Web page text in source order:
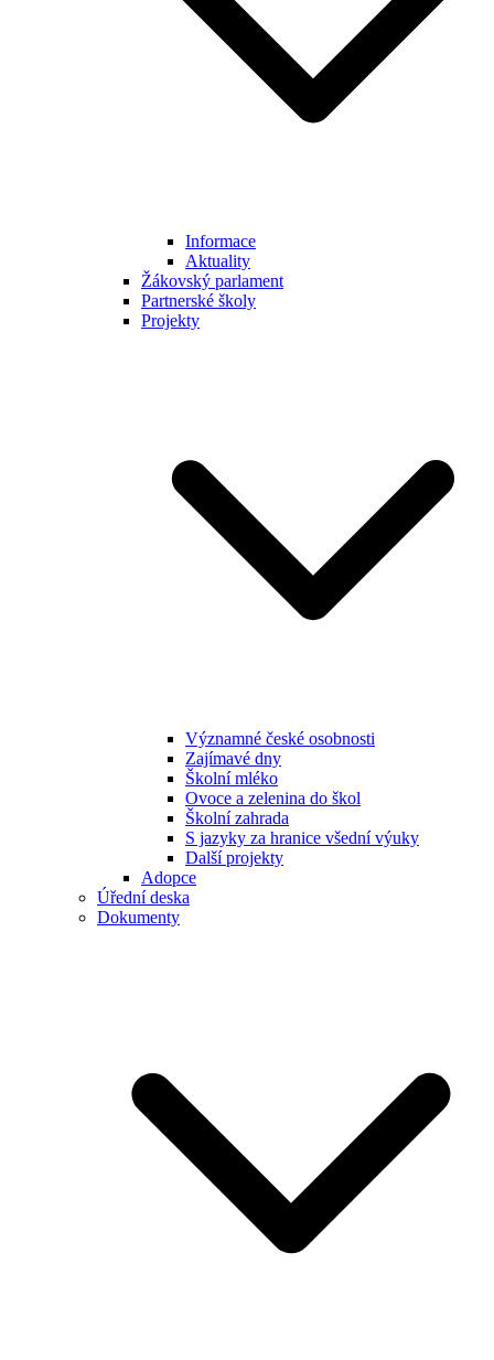
Informace
Aktuality
Žákovský parlament
Partnerské školy
Projekty
Významné české osobnosti
Zajímavé dny
Školní mléko
Ovoce a zelenina do škol
Školní zahrada
S jazyky za hranice všední výuky
Další projekty
Adopce
Úřední deska
Dokumenty